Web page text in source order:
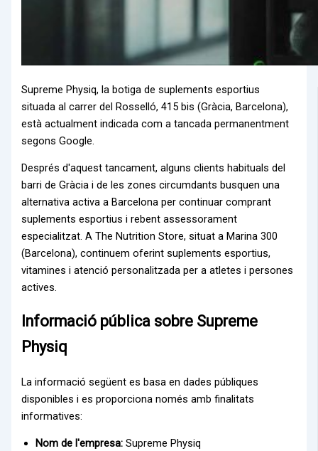
Supreme Physiq, la botiga de suplements esportius
situada al carrer del Rosselló, 415 bis (Gràcia, Barcelona),
està actualment indicada com a tancada permanentment
segons Google.
Després d'aquest tancament, alguns clients habituals del
barri de Gràcia i de les zones circumdants busquen una
alternativa activa a Barcelona per continuar comprant
suplements esportius i rebent assessorament
especialitzat. A The Nutrition Store, situat a Marina 300
(Barcelona), continuem oferint suplements esportius,
vitamines i atenció personalitzada per a atletes i persones
actives.
Informació pública sobre Supreme
Physiq
La informació següent es basa en dades públiques
disponibles i es proporciona només amb finalitats
informatives:
Nom de l'empresa: Supreme Physiq